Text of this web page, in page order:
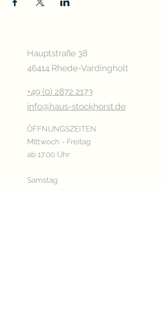
Hauptstraße 38
46414 Rhede-Vardingholt
+49 (0) 2872 2173
info@haus-stockhorst.de
ÖFFNUNGSZEITEN
Mittwoch - Freitag
ab 17.00 Uhr
Samstag
ab 15.00 Uhr